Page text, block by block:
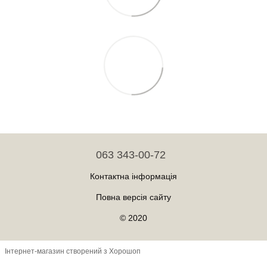
063 343-00-72
Контактна інформація
Повна версія сайту
© 2020
Інтернет-магазин створений з Хорошоп